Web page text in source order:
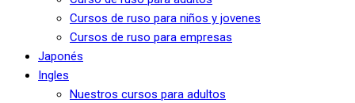
Cursos de ruso para niños y jovenes
Cursos de ruso para empresas
Japonés
Ingles
Nuestros cursos para adultos